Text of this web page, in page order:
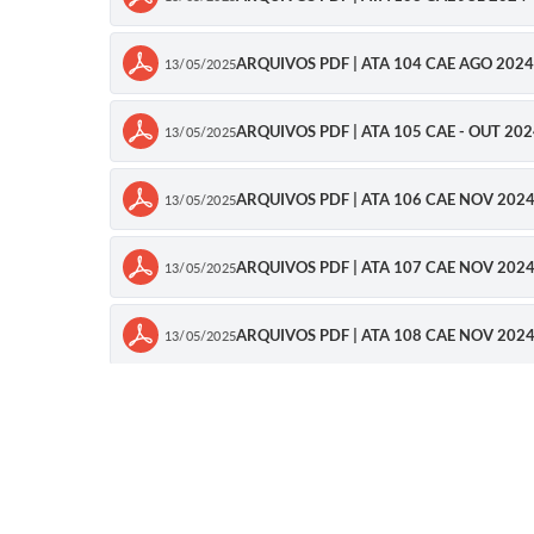
13/05/2025ARQUIVOS PDF | ATA 104 CAE AGO 2024
13/05/2025ARQUIVOS PDF | ATA 105 CAE - OUT
13/05/2025ARQUIVOS PDF | ATA 106 CAE NOV 2024
13/05/2025ARQUIVOS PDF | ATA 107 CAE NOV 2024
13/05/2025ARQUIVOS PDF | ATA 108 CAE NOV 2024